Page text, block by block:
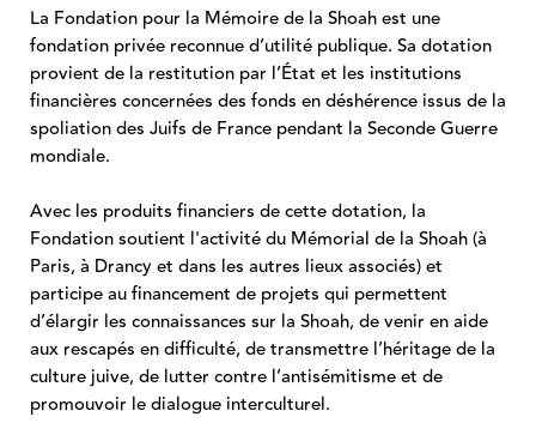
La Fondation pour la Mémoire de la Shoah est une
fondation privée reconnue d’utilité publique. Sa dotation
provient de la restitution par l’État et les institutions
financières concernées des fonds en déshérence issus de la
spoliation des Juifs de France pendant la Seconde Guerre
mondiale.
Avec les produits financiers de cette dotation, la
Fondation soutient l'activité du Mémorial de la Shoah (à
Paris, à Drancy et dans les autres lieux associés) et
participe au financement de projets qui permettent
d’élargir les connaissances sur la Shoah, de venir en aide
aux rescapés en difficulté, de transmettre l’héritage de la
culture juive, de lutter contre l’antisémitisme et de
promouvoir le dialogue interculturel.